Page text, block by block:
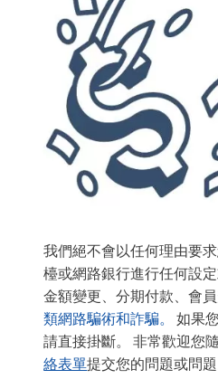
我們絕不會以任何理由要
檯或網路銀行進行任何設
金額變更、分期付款、會
類網路騙術和詐騙。如果
請直接掛斷。 非常歡迎您
絡表單提交您的問題或問題